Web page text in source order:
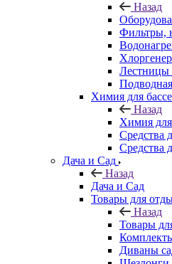
Назад
Фильтры,
Лестницы
Химия для
Назад
Химия для
Средства
Средства
Дача и Сад
Назад
Дача и Сад
Товары для
Назад
Товары
Диваны